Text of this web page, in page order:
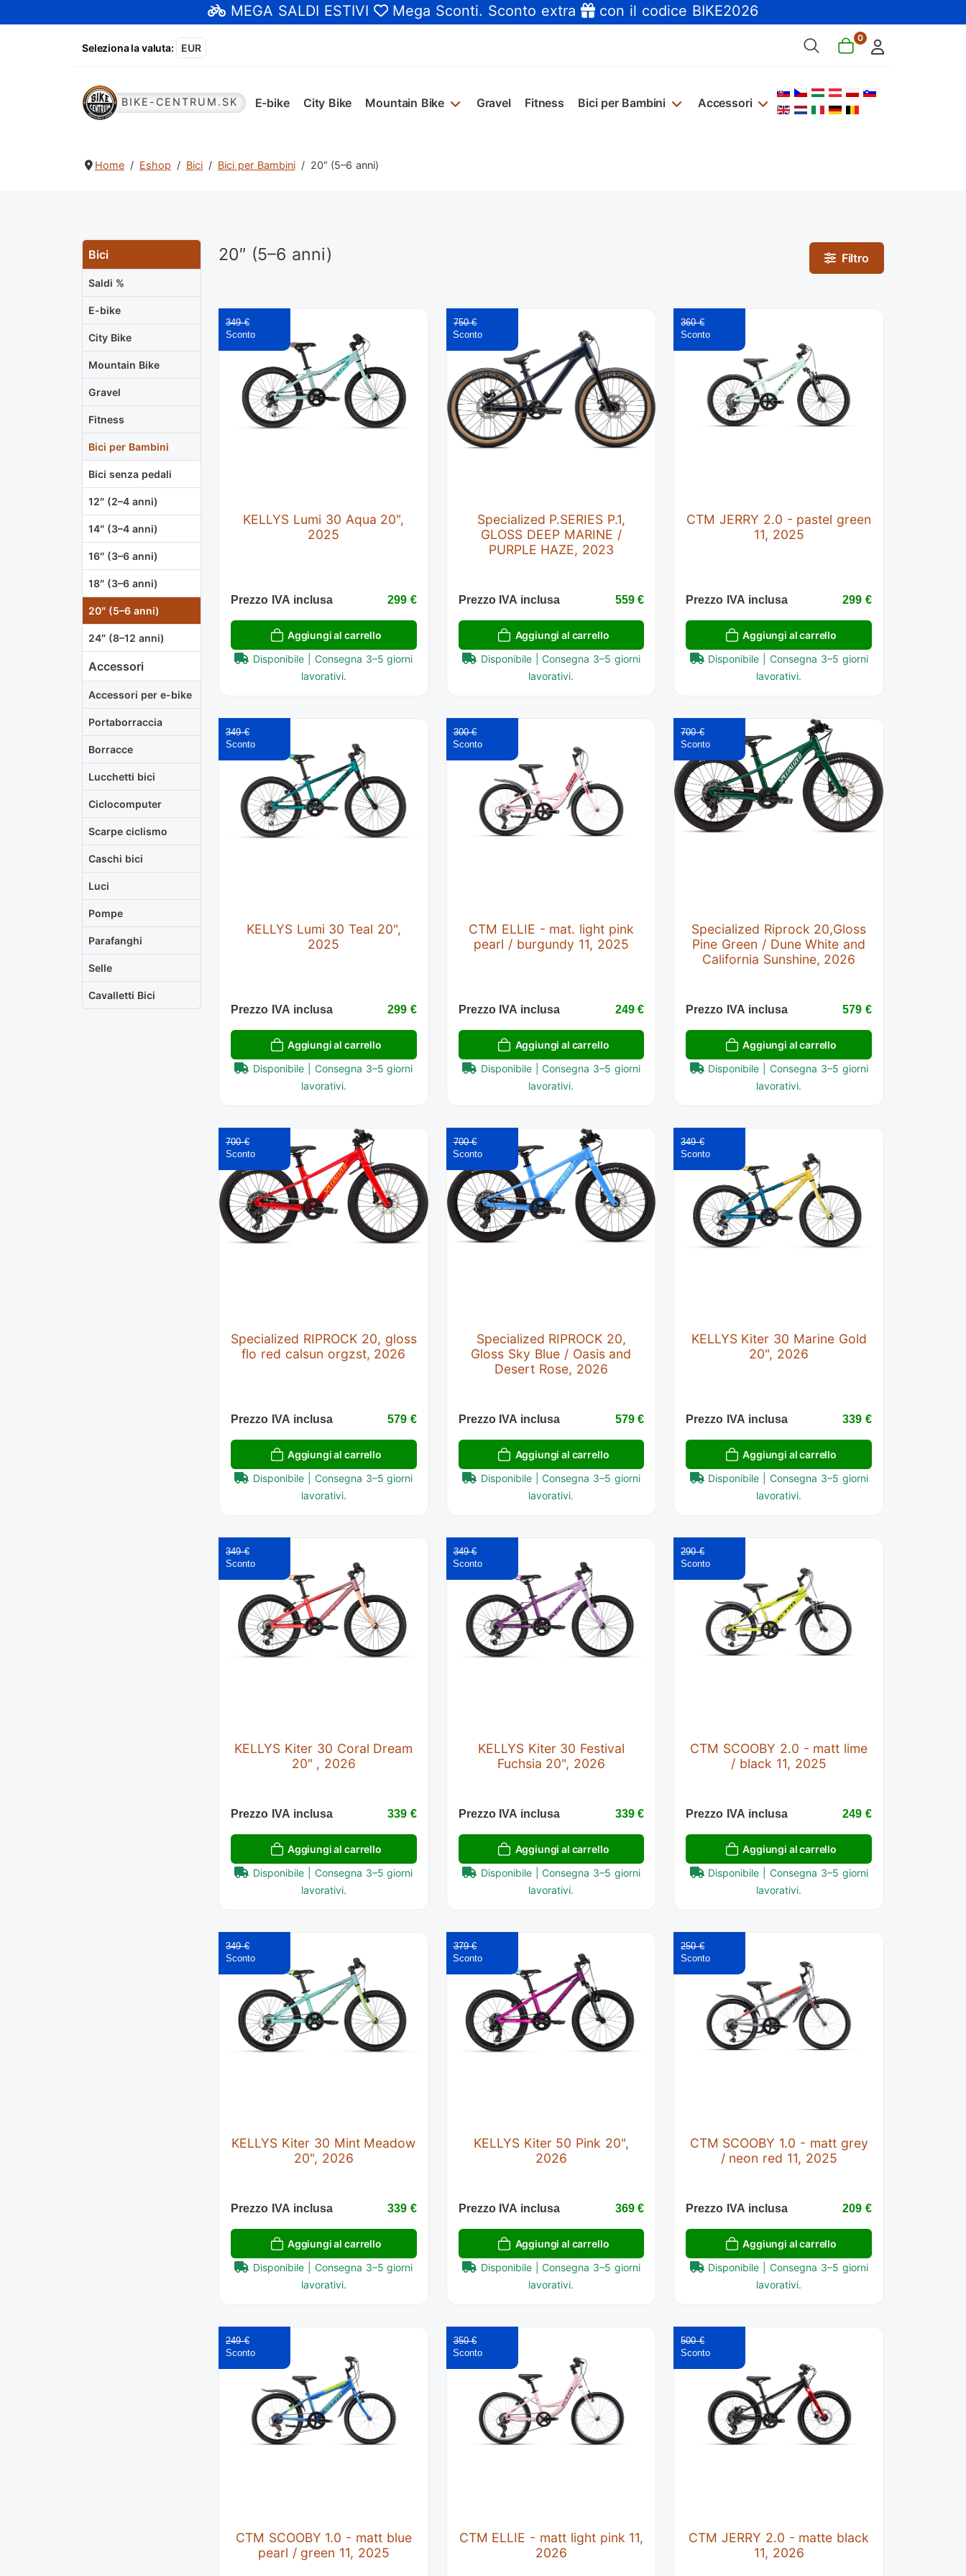
MEGA SALDI ESTIVI Mega Sconti. Sconto extra con il codice BIKE2026
Seleziona la valuta: EUR
0
BIKE-CENTRUM.SK E-bike City Bike Mountain Bike Gravel Fitness Bici per Bambini Accessori
Seleziona la tua lingua
Home Eshop Bici Bici per Bambini 20″ (5–6 anni)
Bici
Saldi %
E-bike
City Bike
Mountain Bike
Gravel
Fitness
Bici per Bambini
Bici senza pedali
12″ (2–4 anni)
14″ (3–4 anni)
16″ (3–6 anni)
18″ (3–6 anni)
20″ (5–6 anni)
24″ (8–12 anni)
Accessori
Accessori per e-bike
Portaborraccia
Borracce
Lucchetti bici
Ciclocomputer
Scarpe ciclismo
Caschi bici
Luci
Pompe
Parafanghi
Selle
Cavalletti Bici
20″ (5–6 anni) Filtro
KELLYS Lumi 30 Aqua 20",
2025
349 €
Prezzo IVA inclusa 299 €
Aggiungi al carrello
Disponibile | Consegna 3–5 giorni
lavorativi.
Specialized P.SERIES P.1,
GLOSS DEEP MARINE /
PURPLE HAZE, 2023
750 €
Prezzo IVA inclusa 559 €
Aggiungi al carrello
Disponibile | Consegna 3–5 giorni
lavorativi.
CTM JERRY 2.0 - pastel green
11, 2025
360 €
Prezzo IVA inclusa 299 €
Aggiungi al carrello
Disponibile | Consegna 3–5 giorni
lavorativi.
KELLYS Lumi 30 Teal 20",
2025
349 €
Prezzo IVA inclusa 299 €
Aggiungi al carrello
Disponibile | Consegna 3–5 giorni
lavorativi.
CTM ELLIE - mat. light pink
pearl / burgundy 11, 2025
300 €
Prezzo IVA inclusa 249 €
Aggiungi al carrello
Disponibile | Consegna 3–5 giorni
lavorativi.
Specialized Riprock 20,Gloss
Pine Green / Dune White and
California Sunshine, 2026
700 €
Prezzo IVA inclusa 579 €
Aggiungi al carrello
Disponibile | Consegna 3–5 giorni
lavorativi.
Specialized RIPROCK 20, gloss
flo red calsun orgzst, 2026
700 €
Prezzo IVA inclusa 579 €
Aggiungi al carrello
Disponibile | Consegna 3–5 giorni
lavorativi.
Specialized RIPROCK 20,
Gloss Sky Blue / Oasis and
Desert Rose, 2026
700 €
Prezzo IVA inclusa 579 €
Aggiungi al carrello
Disponibile | Consegna 3–5 giorni
lavorativi.
KELLYS Kiter 30 Marine Gold
20", 2026
349 €
Prezzo IVA inclusa 339 €
Aggiungi al carrello
Disponibile | Consegna 3–5 giorni
lavorativi.
KELLYS Kiter 30 Coral Dream
20" , 2026
349 €
Prezzo IVA inclusa 339 €
Aggiungi al carrello
Disponibile | Consegna 3–5 giorni
lavorativi.
KELLYS Kiter 30 Festival
Fuchsia 20", 2026
349 €
Prezzo IVA inclusa 339 €
Aggiungi al carrello
Disponibile | Consegna 3–5 giorni
lavorativi.
CTM SCOOBY 2.0 - matt lime
/ black 11, 2025
290 €
Prezzo IVA inclusa 249 €
Aggiungi al carrello
Disponibile | Consegna 3–5 giorni
lavorativi.
KELLYS Kiter 30 Mint Meadow
20", 2026
349 €
Prezzo IVA inclusa 339 €
Aggiungi al carrello
Disponibile | Consegna 3–5 giorni
lavorativi.
KELLYS Kiter 50 Pink 20",
2026
379 €
Prezzo IVA inclusa 369 €
Aggiungi al carrello
Disponibile | Consegna 3–5 giorni
lavorativi.
CTM SCOOBY 1.0 - matt grey
/ neon red 11, 2025
250 €
Prezzo IVA inclusa 209 €
Aggiungi al carrello
Disponibile | Consegna 3–5 giorni
lavorativi.
CTM SCOOBY 1.0 - matt blue
pearl / green 11, 2025
249 €
CTM ELLIE - matt light pink 11,
2026
350 €
CTM JERRY 2.0 - matte black
11, 2026
500 €